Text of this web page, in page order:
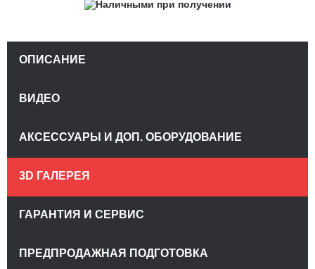
ОПИСАНИЕ
ВИДЕО
АКСЕССУАРЫ И ДОП. ОБОРУДОВАНИЕ
3D ГАЛЕРЕЯ
ГАРАНТИЯ И СЕРВИС
ПРЕДПРОДАЖНАЯ ПОДГОТОВКА